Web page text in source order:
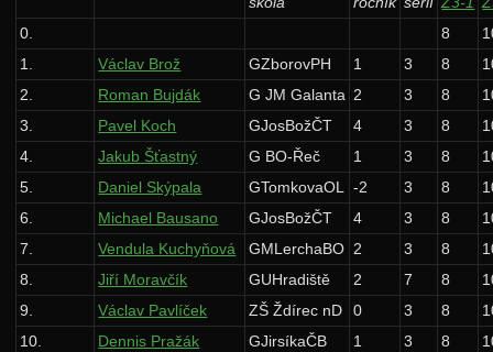
0.
8
1.
Václav Brož GZborovPH 1 3 8
2.
Roman Bujdák G JM Galanta 2 3 8
3.
Pavel Koch GJosBožČT 4 3 8
4.
Jakub Šťastný G BO-Řeč 1 3 8
5.
Daniel Skýpala GTomkovaOL -2 3 8
6.
Michael Bausano GJosBožČT 4 3 8
7.
Vendula Kuchyňová GMLerchaBO 2 3 8
8.
Jiří Moravčík GUHradiště 2 7 8
9.
Václav Pavlíček ZŠ Ždírec nD 0 3 8
10.
Dennis Pražák GJirsíkaČB 1 3 8
Archiv starších ročníků
37. ročník: 24/25
36. ročník: 23/24
35. ročník: 22/23
34. ročník: 21/22
33. ročník: 20/21
32. ročník: 19/20
31. ročník: 18/19
30. ročník: 17/18